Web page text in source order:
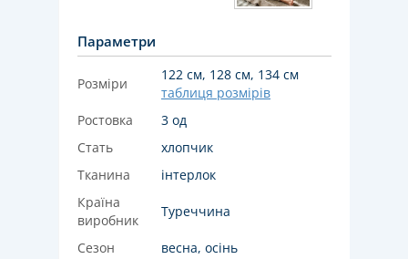
Параметри
Розміри
122 см, 128 см, 134 см
таблиця розмірів
Ростовка
3 од
Стать
хлопчик
Тканина
інтерлок
Країна
виробник
Туреччина
Сезон
весна, осінь